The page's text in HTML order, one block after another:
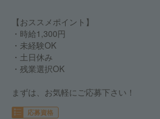
【おススメポイント】
・時給1,300円
・未経験OK
・土日休み
・残業選択OK
まずは、お気軽にご応募下さい！
応募資格